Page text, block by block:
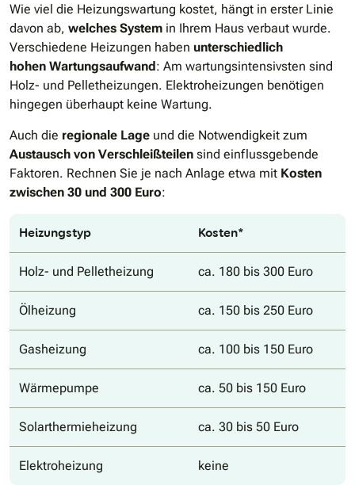
Wie viel die Heizungswartung kostet, hängt in erster Linie
davon ab, welches System in Ihrem Haus verbaut wurde.
Verschiedene Heizungen haben unterschiedlich
hohen Wartungsaufwand: Am wartungsintensivsten sind
Holz- und Pelletheizungen. Elektroheizungen benötigen
hingegen überhaupt keine Wartung.
Auch die regionale Lage und die Notwendigkeit zum
Austausch von Verschleißteilen sind einflussgebende
Faktoren. Rechnen Sie je nach Anlage etwa mit Kosten
zwischen 30 und 300 Euro:
Heizungstyp Kosten*
Holz- und Pelletheizung ca. 180 bis 300 Euro
Ölheizung ca. 150 bis 250 Euro
Gasheizung ca. 100 bis 150 Euro
Wärmepumpe ca. 50 bis 150 Euro
Solarthermieheizung ca. 30 bis 50 Euro
Elektroheizung keine